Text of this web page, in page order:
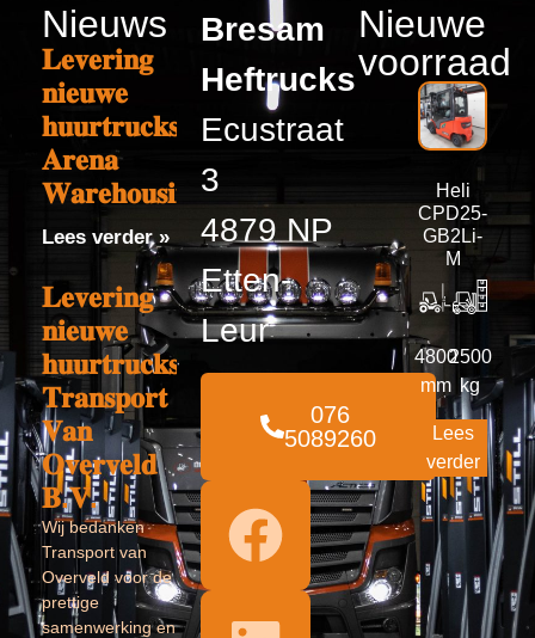
Nieuws
𝐋𝐞𝐯𝐞𝐫𝐢𝐧𝐠
𝐧𝐢𝐞𝐮𝐰𝐞
𝐡𝐮𝐮𝐫𝐭𝐫𝐮𝐜𝐤𝐬
𝐀𝐫𝐞𝐧𝐚
𝐖𝐚𝐫𝐞𝐡𝐨𝐮𝐬𝐢𝐧𝐠
Lees verder »
𝐋𝐞𝐯𝐞𝐫𝐢𝐧𝐠
𝐧𝐢𝐞𝐮𝐰𝐞
𝐡𝐮𝐮𝐫𝐭𝐫𝐮𝐜𝐤𝐬
𝐓𝐫𝐚𝐧𝐬𝐩𝐨𝐫𝐭
𝐕𝐚𝐧
𝐎𝐯𝐞𝐫𝐯𝐞𝐥𝐝
𝐁.𝐕.
Wij bedanken
Transport van
Overveld voor de
prettige
samenwerking en
Bresam
Heftrucks
Ecustraat
3
4879 NP
Etten-
Leur
076
5089260
Nieuwe
voorraad
Heli
CPD25-
GB2Li-
M
4800
mm
2500
kg
Lees
verder